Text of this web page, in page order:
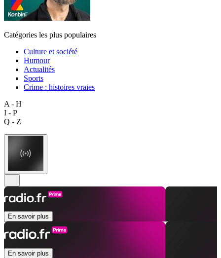
Catégories les plus populaires
Culture et société
Humour
Actualités
Sports
Crime : histoires vraies
A - H
I - P
Q - Z
En savoir plus
En savoir plus